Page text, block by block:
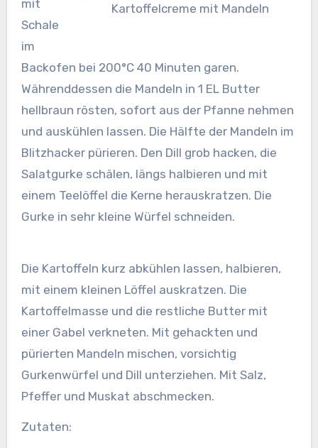
Kartoffelcreme mit Mandeln
mit
Schale
im
Backofen bei 200°C 40 Minuten garen.
Währenddessen die Mandeln in 1 EL Butter
hellbraun rösten, sofort aus der Pfanne nehmen
und auskühlen lassen. Die Hälfte der Mandeln im
Blitzhacker pürieren. Den Dill grob hacken, die
Salatgurke schälen, längs halbieren und mit
einem Teelöffel die Kerne herauskratzen. Die
Gurke in sehr kleine Würfel schneiden.
Die Kartoffeln kurz abkühlen lassen, halbieren,
mit einem kleinen Löffel auskratzen. Die
Kartoffelmasse und die restliche Butter mit
einer Gabel verkneten. Mit gehackten und
pürierten Mandeln mischen, vorsichtig
Gurkenwürfel und Dill unterziehen. Mit Salz,
Pfeffer und Muskat abschmecken.
Zutaten: